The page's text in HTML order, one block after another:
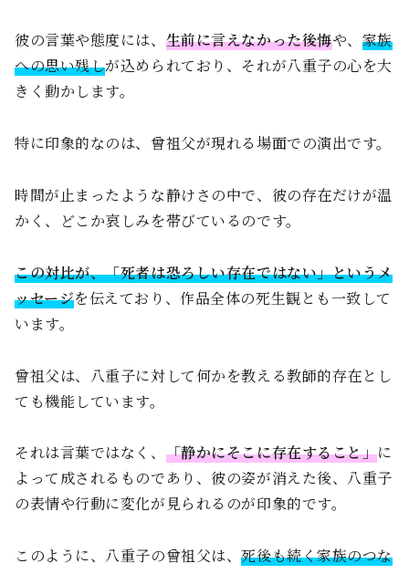
彼の言葉や態度には、 生前に言えなかった後悔や、 家族
への思い残しが込められており、それが八重子の心を大
きく動かします。
特に印象的なのは、曾祖父が現れる場面での演出です。
時間が止まったような静けさの中で、彼の存在だけが温
かく、どこか哀しみを帯びているのです。
この対比が、「死者は恐ろしい存在ではない」というメ
ッセージを伝えており、作品全体の死生観とも一致して
います。
曾祖父は、八重子に対して何かを教える教師的存在とし
ても機能しています。
それは言葉ではなく、 「静かにそこに存在すること」に
よって成されるものであり、彼の姿が消えた後、八重子
の表情や行動に変化が見られるのが印象的です。
このように、八重子の曾祖父は、死後も続く家族のつな